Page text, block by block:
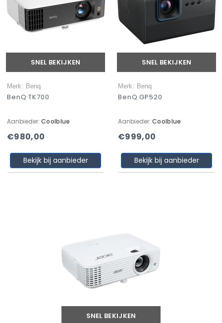
SNEL BEKIJKEN
Merk: Benq
BenQ TK700
Aanbieder: Coolblue
€980,00
Bekijk bij aanbieder
SNEL BEKIJKEN
Merk: Benq
BenQ GP520
Aanbieder: Coolblue
€999,00
Bekijk bij aanbieder
SNEL BEKIJKEN